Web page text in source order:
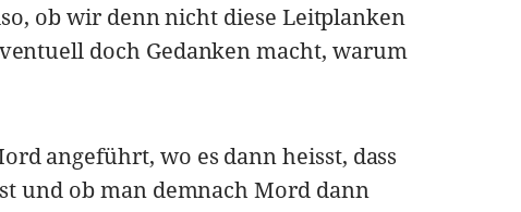
ob wir denn nicht diese Leitplanken
doch Gedanken macht, warum
angeführt, wo es dann heisst, dass
und ob man demnach Mord dann